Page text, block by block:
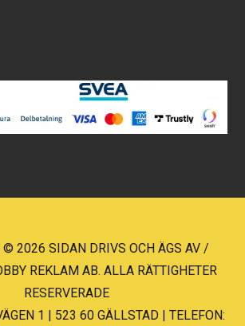
© 2026 SIDAN DRIVS OCH ÄGS AV /
REKLAM AB. ALLA RÄTTIGHETER
RESERVERADE
1 | 523 60 GÄLLSTAD | TELEFON: